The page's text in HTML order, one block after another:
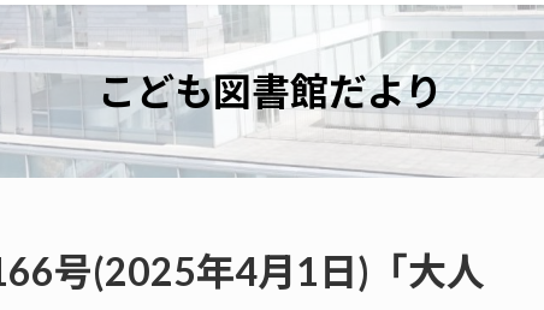
こども図書館だより
号(2025年4月1日)「大人